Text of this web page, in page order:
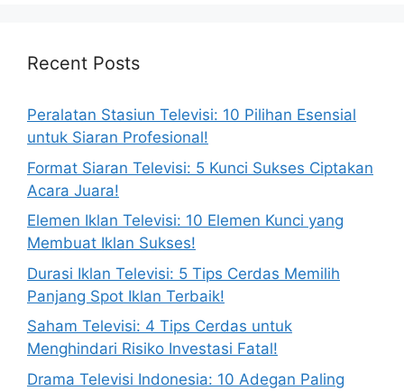
Recent Posts
Peralatan Stasiun Televisi: 10 Pilihan Esensial
untuk Siaran Profesional!
Format Siaran Televisi: 5 Kunci Sukses Ciptakan
Acara Juara!
Elemen Iklan Televisi: 10 Elemen Kunci yang
Membuat Iklan Sukses!
Durasi Iklan Televisi: 5 Tips Cerdas Memilih
Panjang Spot Iklan Terbaik!
Saham Televisi: 4 Tips Cerdas untuk
Menghindari Risiko Investasi Fatal!
Drama Televisi Indonesia: 10 Adegan Paling